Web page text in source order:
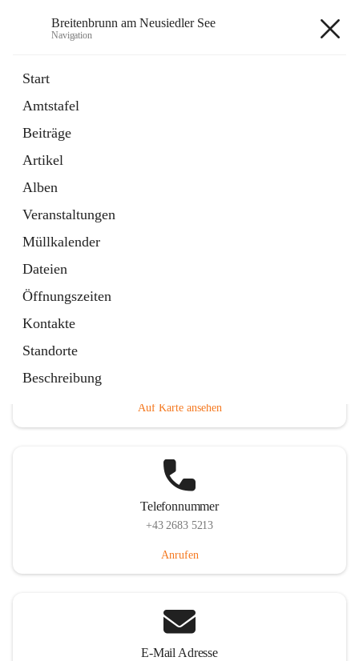
Breitenbrunn am Neusiedler See
Navigation
Start
Amtstafel
Beiträge
Artikel
Alben
Veranstaltungen
Müllkalender
Dateien
Öffnungszeiten
Kontakte
Standorte
Beschreibung
18 Schnellzugriffe
Gemeindeservice
Auf Karte ansehen
Telefonnummer
+43 2683 5213
Anrufen
E-Mail Adresse